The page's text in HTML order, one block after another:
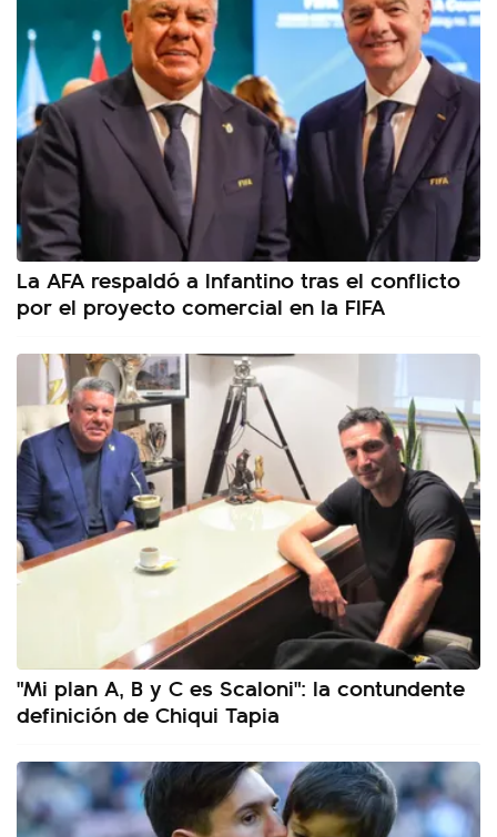
La AFA respaldó a Infantino tras el conflicto
por el proyecto comercial en la FIFA
"Mi plan A, B y C es Scaloni": la contundente
definición de Chiqui Tapia